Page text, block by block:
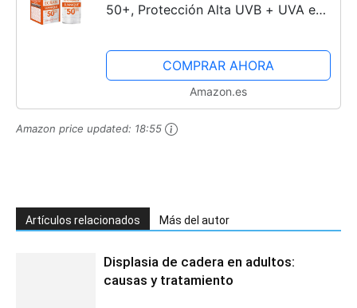
50+, Protección Alta UVB + UVA e
Protege la Piel, Fórmula con VitEox
80, Resistente al Agua...
COMPRAR AHORA
Amazon.es
Amazon price updated: 18:55
Artículos relacionados Más del autor
Displasia de cadera en adultos:
causas y tratamiento